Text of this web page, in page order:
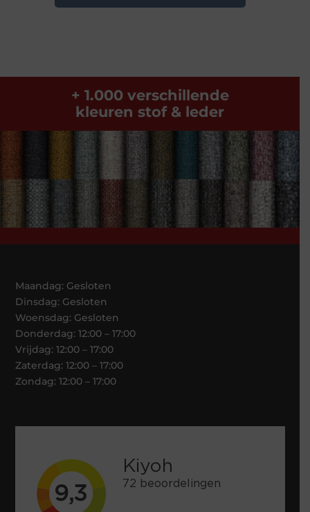
+ 1.000 verschillende
kleuren stof & leder
Maandag: Gesloten
Dinsdag: Gesloten
Woensdag: Gesloten
Donderdag: 12:00 – 17:00
Vrijdag: 12:00 – 17:00
Zaterdag: 12:00 – 17:00
Zondag: 12:00 – 17:00